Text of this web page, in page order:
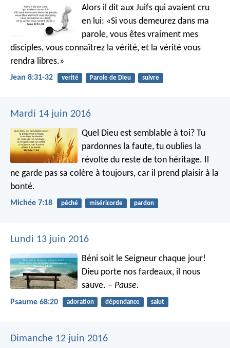
Alors il dit aux Juifs qui avaient cru
en lui: «Si vous demeurez dans ma
parole, vous êtes vraiment mes
disciples, vous connaîtrez la vérité, et la vérité vous
rendra libres.»
Jean 8:31-32 verité Parole de Dieu suivre
Mardi 14 juin 2016
Quel Dieu est semblable à toi? Tu
pardonnes la faute, tu oublies la
révolte du reste de ton héritage. Il
ne garde pas sa colère à toujours, car il prend plaisir à la
bonté.
Michée 7:18 péché miséricorde pardon
Lundi 13 juin 2016
Béni soit le Seigneur chaque jour!
Dieu porte nos fardeaux, il nous
sauve. – Pause.
Psaume 68:20 adoration dépendance salut
Dimanche 12 juin 2016